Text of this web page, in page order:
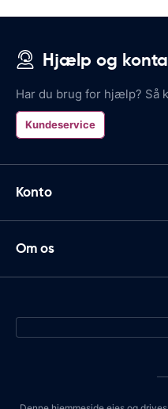
Hjælp og
Har du brug for hjælp? Så
Kundeservice
Konto
Om os